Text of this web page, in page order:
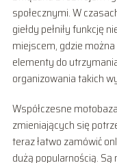
społecznymi. W
giełdy pełniły funkcję
miejscem, gdzie
elementy do
organizowania takich
Współczesne
zmieniających się
teraz łatwo zamówić
dużą popularnością.